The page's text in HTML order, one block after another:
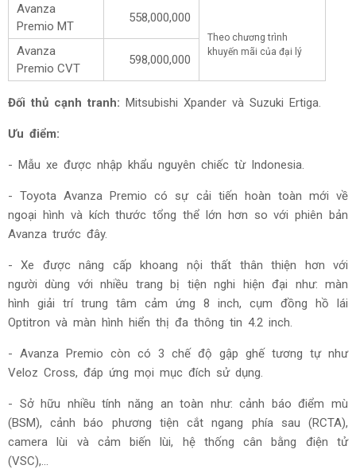
Avanza
Premio MT
558,000,000
Theo chương trình
khuyến mãi của đại lý
Avanza
Premio CVT
598,000,000
Đối thủ cạnh tranh: Mitsubishi Xpander và Suzuki Ertiga.
Ưu điểm:
- Mẫu xe được nhập khẩu nguyên chiếc từ Indonesia.
- Toyota Avanza Premio có sự cải tiến hoàn toàn mới về
ngoại hình và kích thước tổng thể lớn hơn so với phiên bản
Avanza trước đây.
- Xe được nâng cấp khoang nội thất thân thiện hơn với
người dùng với nhiều trang bị tiện nghi hiện đại như: màn
hình giải trí trung tâm cảm ứng 8 inch, cụm đồng hồ lái
Optitron và màn hình hiển thị đa thông tin 4.2 inch.
- Avanza Premio còn có 3 chế độ gập ghế tương tự như
Veloz Cross, đáp ứng mọi mục đích sử dụng.
- Sở hữu nhiều tính năng an toàn như: cảnh báo điểm mù
(BSM), cảnh báo phương tiện cắt ngang phía sau (RCTA),
camera lùi và cảm biến lùi, hệ thống cân bằng điện tử
(VSC),...